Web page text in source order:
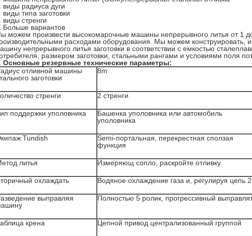
виды радиуса дуги
виды типа заготовки
виды стренги
Больше вариантов
можем произвести высокомарочные машины непрерывного литья от 1
расходами оборудования. Мы можем конструировать,
непрерывного литья заготовки в соответствии с емкостью
размером заготовки, стальными рангами и условиями поля
Основные резервные технические параметры:
отливной машины
заготовки
8m
стренги 2 стренги
поддержки уполовника
Башенка уполовника или автомобиль
уполовника
Tundish
Semi-портальная, перекрестная сползая
функция
литья Измеряющ сопло, раскройте отливку
охлаждать Водяное охлаждение газа и, регулируя цепь 2
выправляя
Полностью 5 ролик, прогрессивный
крена Цепной привод централизованный группой